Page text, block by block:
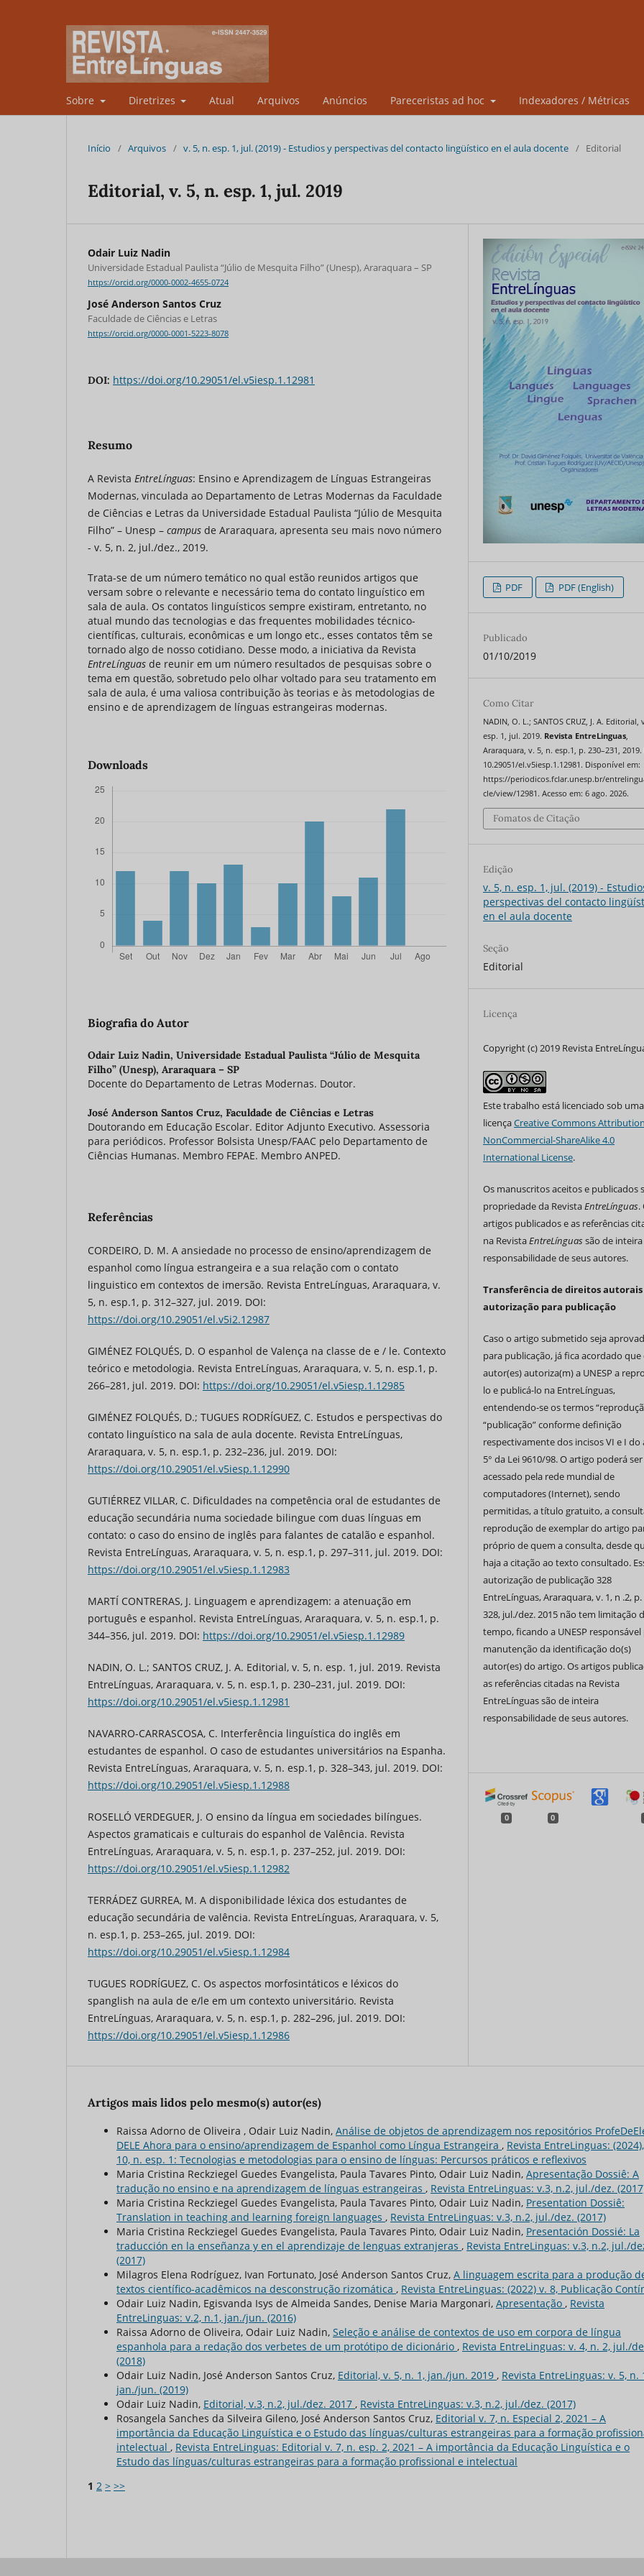
Sobre Diretrizes Atual Arquivos Anúncios Pareceristas ad hoc Indexadores / Métricas
Início / Arquivos / v. 5, n. esp. 1, jul. (2019) - Estudios y perspectivas del contacto lingüístico en el aula docente / Editorial
Editorial, v. 5, n. esp. 1, jul. 2019
Odair Luiz Nadin
Universidade Estadual Paulista “Júlio de Mesquita Filho” (Unesp), Araraquara – SP
https://orcid.org/0000-0002-4655-0724
José Anderson Santos Cruz
Faculdade de Ciências e Letras
https://orcid.org/0000-0001-5223-8078
DOI: https://doi.org/10.29051/el.v5iesp.1.12981
Resumo
A Revista EntreLínguas: Ensino e Aprendizagem de Línguas Estrangeiras
Modernas, vinculada ao Departamento de Letras Modernas da Faculdade
de Ciências e Letras da Universidade Estadual Paulista “Júlio de Mesquita
Filho” – Unesp – campus de Araraquara, apresenta seu mais novo número
- v. 5, n. 2, jul./dez., 2019.
Trata-se de um número temático no qual estão reunidos artigos que
versam sobre o relevante e necessário tema do contato linguístico em
sala de aula. Os contatos linguísticos sempre existiram, entretanto, no
atual mundo das tecnologias e das frequentes mobilidades técnico-
científicas, culturais, econômicas e um longo etc., esses contatos têm se
tornado algo de nosso cotidiano. Desse modo, a iniciativa da Revista
EntreLínguas de reunir em um número resultados de pesquisas sobre o
tema em questão, sobretudo pelo olhar voltado para seu tratamento em
sala de aula, é uma valiosa contribuição às teorias e às metodologias de
ensino e de aprendizagem de línguas estrangeiras modernas.
Downloads
Biografia do Autor
Odair Luiz Nadin, Universidade Estadual Paulista “Júlio de Mesquita
Filho” (Unesp), Araraquara – SP
Docente do Departamento de Letras Modernas. Doutor.
José Anderson Santos Cruz, Faculdade de Ciências e Letras
Doutorando em Educação Escolar. Editor Adjunto Executivo. Assessoria
para periódicos. Professor Bolsista Unesp/FAAC pelo Departamento de
Ciências Humanas. Membro FEPAE. Membro ANPED.
Referências
CORDEIRO, D. M. A ansiedade no processo de ensino/aprendizagem de
espanhol como língua estrangeira e a sua relação com o contato
linguistico em contextos de imersão. Revista EntreLínguas, Araraquara, v.
5, n. esp.1, p. 312–327, jul. 2019. DOI:
https://doi.org/10.29051/el.v5i2.12987
GIMÉNEZ FOLQUÉS, D. O espanhol de Valença na classe de e / le. Contexto
teórico e metodologia. Revista EntreLínguas, Araraquara, v. 5, n. esp.1, p.
266–281, jul. 2019. DOI: https://doi.org/10.29051/el.v5iesp.1.12985
GIMÉNEZ FOLQUÉS, D.; TUGUES RODRÍGUEZ, C. Estudos e perspectivas do
contato linguístico na sala de aula docente. Revista EntreLínguas,
Araraquara, v. 5, n. esp.1, p. 232–236, jul. 2019. DOI:
https://doi.org/10.29051/el.v5iesp.1.12990
GUTIÉRREZ VILLAR, C. Dificuldades na competência oral de estudantes de
educação secundária numa sociedade bilingue com duas línguas em
contato: o caso do ensino de inglês para falantes de catalão e espanhol.
Revista EntreLínguas, Araraquara, v. 5, n. esp.1, p. 297–311, jul. 2019. DOI:
https://doi.org/10.29051/el.v5iesp.1.12983
MARTÍ CONTRERAS, J. Linguagem e aprendizagem: a atenuação em
português e espanhol. Revista EntreLínguas, Araraquara, v. 5, n. esp.1, p.
344–356, jul. 2019. DOI: https://doi.org/10.29051/el.v5iesp.1.12989
NADIN, O. L.; SANTOS CRUZ, J. A. Editorial, v. 5, n. esp. 1, jul. 2019. Revista
EntreLínguas, Araraquara, v. 5, n. esp.1, p. 230–231, jul. 2019. DOI:
https://doi.org/10.29051/el.v5iesp.1.12981
NAVARRO-CARRASCOSA, C. Interferência linguística do inglês em
estudantes de espanhol. O caso de estudantes universitários na Espanha.
Revista EntreLínguas, Araraquara, v. 5, n. esp.1, p. 328–343, jul. 2019. DOI:
https://doi.org/10.29051/el.v5iesp.1.12988
ROSELLÓ VERDEGUER, J. O ensino da língua em sociedades bilíngues.
Aspectos gramaticais e culturais do espanhol de Valência. Revista
EntreLínguas, Araraquara, v. 5, n. esp.1, p. 237–252, jul. 2019. DOI:
https://doi.org/10.29051/el.v5iesp.1.12982
TERRÁDEZ GURREA, M. A disponibilidade léxica dos estudantes de
educação secundária de valência. Revista EntreLínguas, Araraquara, v. 5,
n. esp.1, p. 253–265, jul. 2019. DOI:
https://doi.org/10.29051/el.v5iesp.1.12984
TUGUES RODRÍGUEZ, C. Os aspectos morfosintáticos e léxicos do
spanglish na aula de e/le em um contexto universitário. Revista
EntreLínguas, Araraquara, v. 5, n. esp.1, p. 282–296, jul. 2019. DOI:
https://doi.org/10.29051/el.v5iesp.1.12986
PDF PDF (English)
Publicado
01/10/2019
Como Citar
NADIN, O. L.; SANTOS CRUZ, J. A. Editorial,
esp. 1, jul. 2019. Revista EntreLinguas
Araraquara, v. 5, n. esp.1, p. 230–231, 2019.
10.29051/el.v5iesp.1.12981. Disponível em:
https://periodicos.fclar.unesp.br/
cle/view/12981. Acesso em: 6 ago. 2026.
Fomatos de Citação
Edição
v. 5, n. esp. 1, jul. (2019) -
perspectivas del contacto
en el aula docente
Seção
Editorial
Licença
Copyright (c) 2019 Revista
Este trabalho está licenciado sob uma
licençaCreative Commons
NonCommercial-ShareAlike 4.0
International License.
Os manuscritos aceitos e publicados
propriedade da RevistaEntreLínguas.
artigos publicados e as referências
na RevistaEntreLínguas são de inteira
responsabilidade de seus autores.
Transferência de direitos autorais
autorização para publicação
Caso o artigo submetido seja
para publicação, já fica acordado que
autor(es) autoriza(m) a UNESP a
lo e publicá-lo na EntreLínguas,
entendendo-se os termos
“publicação” conforme definição
respectivamente dos incisos VI e I do
5° da Lei 9610/98. O artigo poderá ser
acessado pela rede mundial de
computadores (Internet), sendo
permitidas, a título gratuito, a
reprodução de exemplar do artigo
próprio de quem a consulta, desde
haja a citação ao texto consultado.
autorização de publicação 328
EntreLínguas, Araraquara, v. 1, n .2, p.
328, jul./dez. 2015 não tem limitação
tempo, ficando a UNESP responsável
manutenção da identificação do(s)
autor(es) do artigo. Os artigos
as referências citadas na Revista
EntreLínguas são de inteira
responsabilidade de seus autores.
0 0
Artigos mais lidos pelo mesmo(s) autor(es)
Raissa Adorno de Oliveira , Odair Luiz Nadin, Análise de objetos de aprendizagem nos repositórios
DELE Ahora para o ensino/aprendizagem de Espanhol como Língua Estrangeira , Revista EntreLinguas:
10, n. esp. 1: Tecnologias e metodologias para o ensino de línguas: Percursos práticos e reflexivos
Maria Cristina Reckziegel Guedes Evangelista, Paula Tavares Pinto, Odair Luiz Nadin, Apresentação Dossiê: A
tradução no ensino e na aprendizagem de línguas estrangeiras , Revista EntreLinguas: v.3, n.2, jul./dez.
Maria Cristina Reckziegel Guedes Evangelista, Paula Tavares Pinto, Odair Luiz Nadin, Presentation Dossiê:
Translation in teaching and learning foreign languages , Revista EntreLinguas: v.3, n.2, jul./dez. (2017)
Maria Cristina Reckziegel Guedes Evangelista, Paula Tavares Pinto, Odair Luiz Nadin, Presentación Dossié: La
traducción en la enseñanza y en el aprendizaje de lenguas extranjeras , Revista EntreLinguas: v.3, n.2, jul./
(2017)
Milagros Elena Rodríguez, Ivan Fortunato, José Anderson Santos Cruz, A linguagem escrita para a produção
textos científico-acadêmicos na desconstrução rizomática , Revista EntreLinguas: (2022) v. 8, Publicação
Odair Luiz Nadin, Egisvanda Isys de Almeida Sandes, Denise Maria Margonari, Apresentação , Revista
EntreLinguas: v.2, n.1, jan./jun. (2016)
Raissa Adorno de Oliveira, Odair Luiz Nadin, Seleção e análise de contextos de uso em corpora de língua
espanhola para a redação dos verbetes de um protótipo de dicionário , Revista EntreLinguas: v. 4, n. 2, jul./
(2018)
Odair Luiz Nadin, José Anderson Santos Cruz, Editorial, v. 5, n. 1, jan./jun. 2019 , Revista EntreLinguas: v. 5, n.
jan./jun. (2019)
Odair Luiz Nadin, Editorial, v.3, n.2, jul./dez. 2017 , Revista EntreLinguas: v.3, n.2, jul./dez. (2017)
Rosangela Sanches da Silveira Gileno, José Anderson Santos Cruz, Editorial v. 7, n. Especial 2, 2021 – A
importância da Educação Linguística e o Estudo das línguas/culturas estrangeiras para a formação
intelectual , Revista EntreLinguas: Editorial v. 7, n. esp. 2, 2021 – A importância da Educação Linguística e o
Estudo das línguas/culturas estrangeiras para a formação profissional e intelectual
1 2 > >>